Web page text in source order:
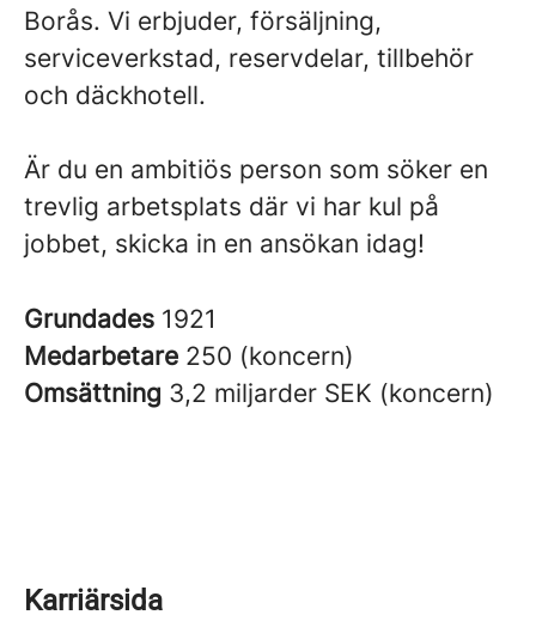
Borås. Vi erbjuder, försäljning,
serviceverkstad, reservdelar, tillbehör
och däckhotell.
Är du en ambitiös person som söker en
trevlig arbetsplats där vi har kul på
jobbet, skicka in en ansökan idag!
Grundades 1921
Medarbetare 250 (koncern)
Omsättning 3,2 miljarder SEK (koncern)
Karriärsida